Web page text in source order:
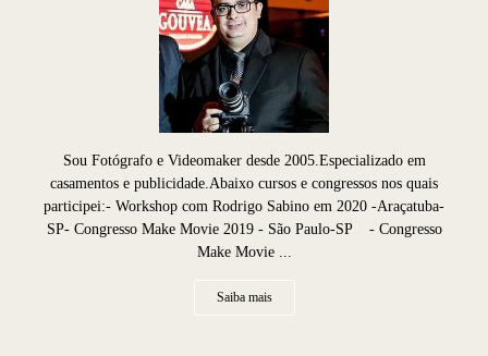
Sou Fotógrafo e Videomaker desde 2005.Especializado em
casamentos e publicidade.Abaixo cursos e congressos nos quais
participei:- Workshop com Rodrigo Sabino em 2020 -Araçatuba-
SP- Congresso Make Movie 2019 - São Paulo-SP - Congresso
Make Movie ...
Saiba mais